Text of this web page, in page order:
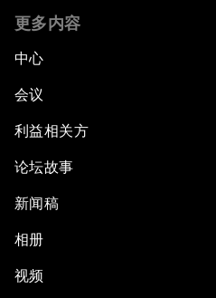
更多内容
中心
会议
利益相关方
论坛故事
新闻稿
相册
视频